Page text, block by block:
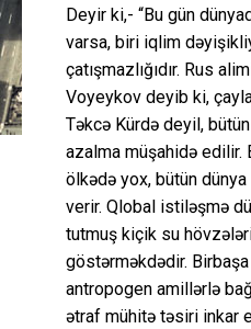
Deyir ki,- “Bu gün
varsa, biri iqlim
çatışmazlığıdır. Rus
Voyeykov deyib ki,
Təkcə Kürdə deyil, bütün
azalma müşahidə edilir.
ölkədə yox, bütün
verir. Qlobal istiləşmə
tutmuş kiçik su
göstərməkdədir.
antropogen amillərlə
ətraf mühitə təsiri inkar